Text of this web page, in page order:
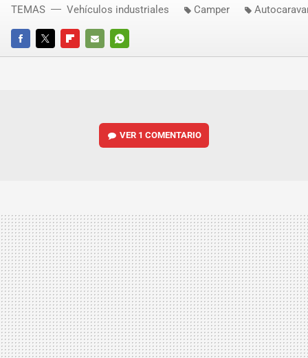
FACEBOOKTWITTERFLIPBOARD
E-
WHATSAPP
TEMAS Vehículos industriales Camper
VER 1 COMENTARIO